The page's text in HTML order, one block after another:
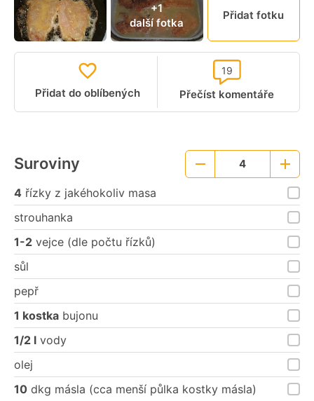
+1
další fotka
Přidat fotku
Přidat do oblíbených Přečíst komentáře
19
Suroviny 4
Větší
porce
4 řízky z jakéhokoliv masa
strouhanka
1-2 vejce (dle počtu řízků)
sůl
pepř
1 kostka bujonu
1/2 l vody
olej
10 dkg másla (cca menší půlka kostky másla)